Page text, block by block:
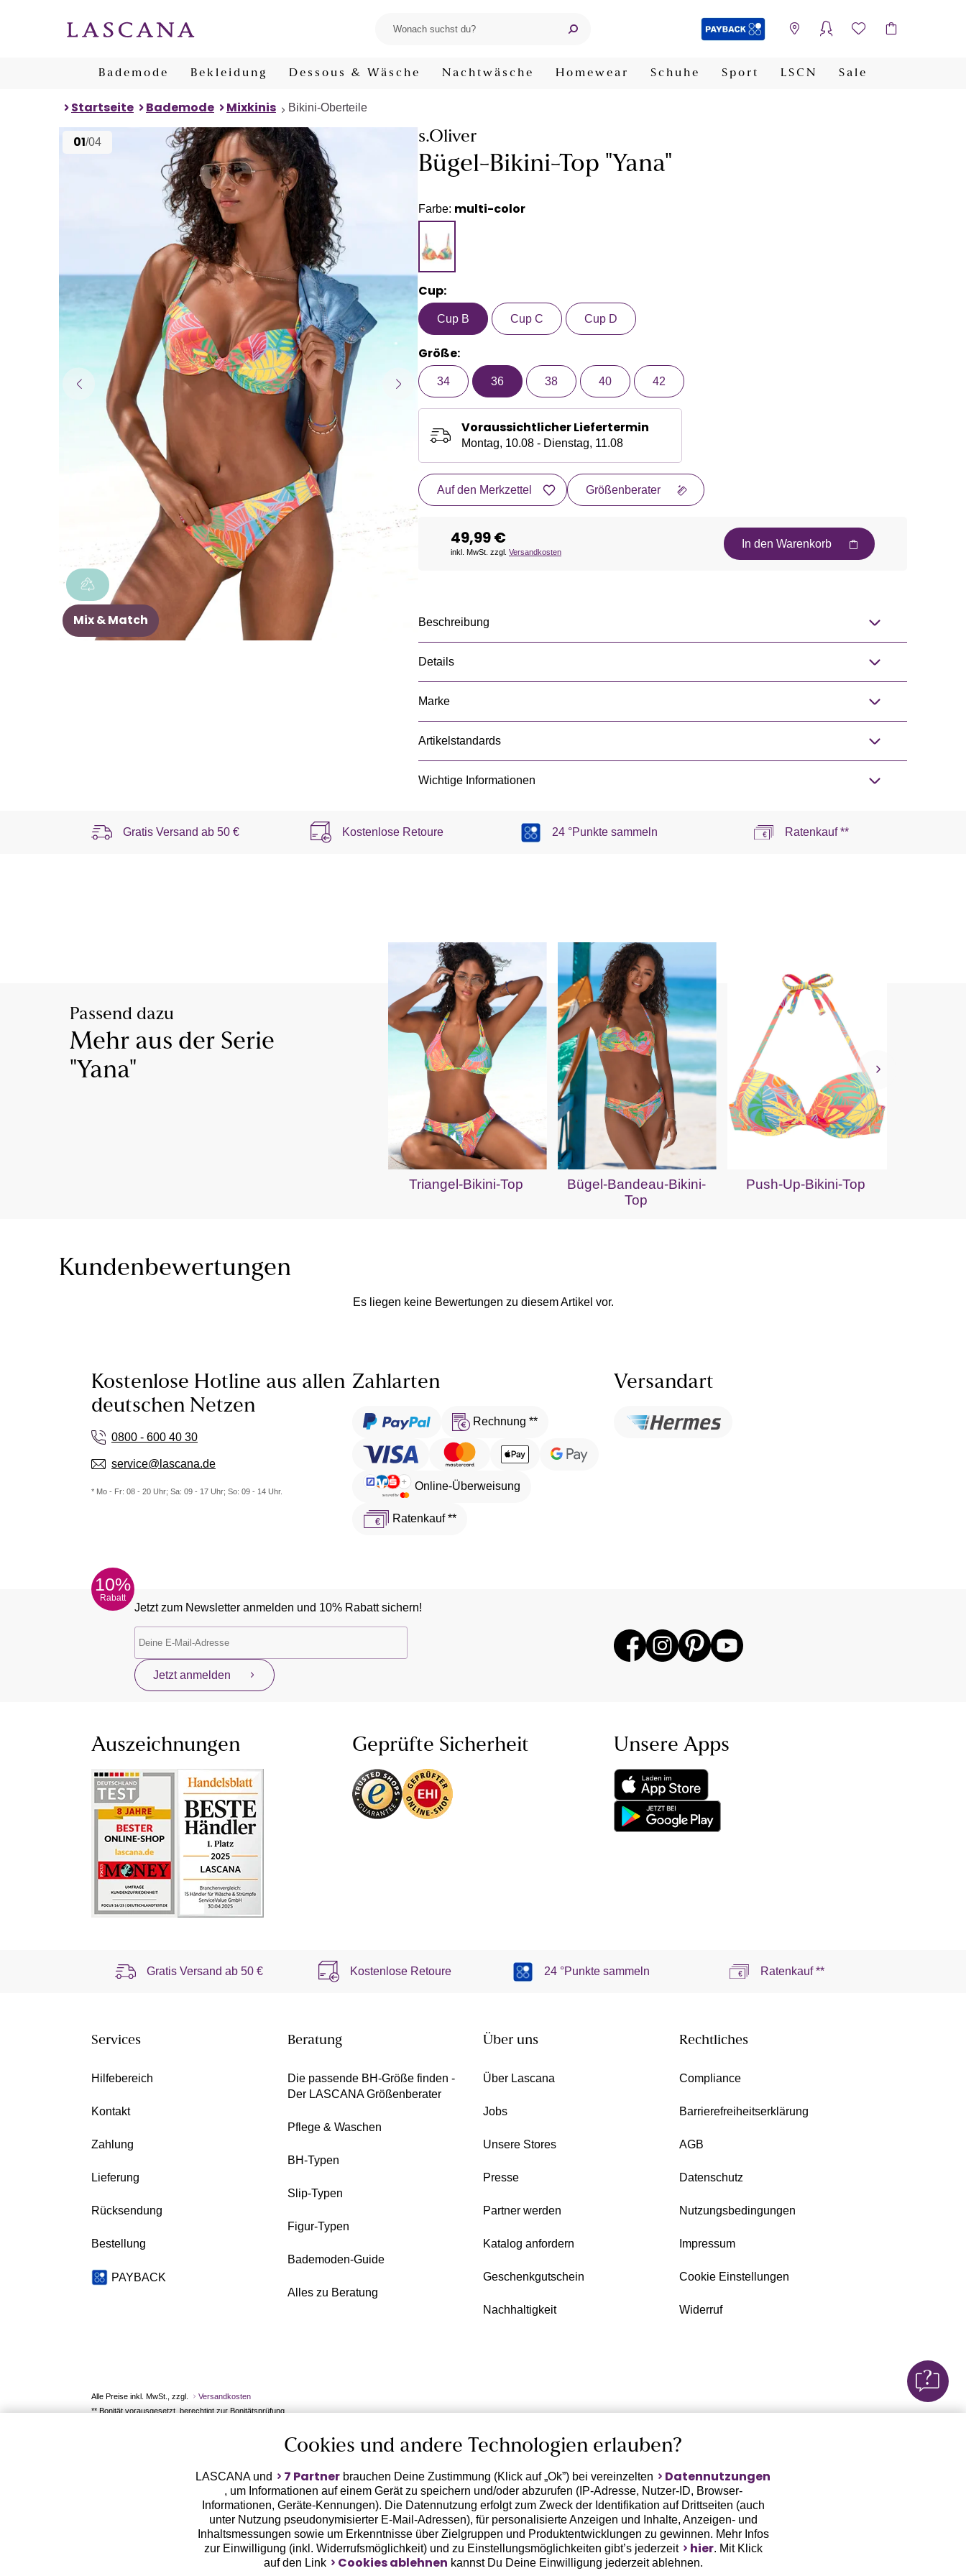
Bademode Bekleidung Dessous & Wäsche Nachtwäsche Homewear Schuhe Sport LSCN Sale
Startseite Bademode Mixkinis Bikini-Oberteile
01/04
Mix & Match
s.Oliver
Bügel-Bikini-Top "Yana"
Farbe: multi-color
Cup:
Cup B Cup C Cup D
Größe:
34 36 38 40 42
Voraussichtlicher Liefertermin
Montag, 10.08 - Dienstag, 11.08
Auf den Merkzettel Größenberater
49,99 €
inkl. MwSt. zzgl. Versandkosten
In den Warenkorb
Beschreibung
Details
Marke
Artikelstandards
Wichtige Informationen
Gratis Versand ab 50 € Kostenlose Retoure 24 °Punkte sammeln Ratenkauf **
Passend dazu
Mehr aus der Serie
"Yana"
Triangel-Bikini-Top
Bügel-Bandeau-Bikini-
Top
Push-Up-Bikini-Top
Kundenbewertungen
Es liegen keine Bewertungen zu diesem Artikel vor.
Kostenlose Hotline aus allen
deutschen Netzen
0800 - 600 40 30
service@lascana.de
* Mo - Fr: 08 - 20 Uhr; Sa: 09 - 17 Uhr; So: 09 - 14 Uhr.
Zahlarten
Rechnung **
Online-Überweisung
Ratenkauf **
Versandart
10%
Rabatt
Jetzt zum Newsletter anmelden und 10% Rabatt sichern!
Jetzt anmelden
Auszeichnungen Geprüfte Sicherheit Unsere Apps
Gratis Versand ab50 € Kostenlose Retoure 24 °Punkte sammeln Ratenkauf **
Services
Hilfebereich
Kontakt
Zahlung
Lieferung
Rücksendung
Bestellung
PAYBACK
Beratung
Die passende BH-Größe finden -
Der LASCANA Größenberater
Pflege & Waschen
BH-Typen
Slip-Typen
Figur-Typen
Bademoden-Guide
Alles zu Beratung
Über uns
Über Lascana
Jobs
Unsere Stores
Presse
Partner werden
Katalog anfordern
Geschenkgutschein
Nachhaltigkeit
Rechtliches
Compliance
Barrierefreiheitserklärung
AGB
Datenschutz
Nutzungsbedingungen
Impressum
Cookie Einstellungen
Widerruf
Alle Preise inkl. MwSt., zzgl.
Versandkosten
** Bonität vorausgesetzt, berechtigt zur Bonitätsprüfung
Cookies und andere Technologien erlauben?
LASCANA und 7 Partner brauchen Deine Zustimmung (Klick auf „Ok”) bei vereinzelten Datennutzungen
, um Informationen auf einem Gerät zu speichern und/oder abzurufen (IP-Adresse, Nutzer-ID, Browser-
Informationen, Geräte-Kennungen). Die Datennutzung erfolgt zum Zweck der Identifikation auf Drittseiten (auch
unter Nutzung pseudonymisierter E-Mail-Adressen), für personalisierte Anzeigen und Inhalte, Anzeigen- und
Inhaltsmessungen sowie um Erkenntnisse über Zielgruppen und Produktentwicklungen zu gewinnen. Mehr Infos
zur Einwilligung (inkl. Widerrufsmöglichkeit) und zu Einstellungsmöglichkeiten gibt’s jederzeit
hier. Mit Klick
auf den Link
Cookies ablehnen kannst Du Deine Einwilligung jederzeit ablehnen.